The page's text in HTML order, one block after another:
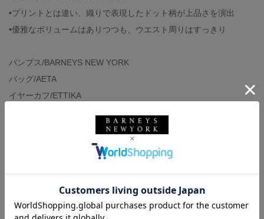
•プリントとは違い、織りで表現したドット柄が上品さを演出
•優雅なボリュームはありつつも、ウエスト周りはすっきり
パンプス/BARNEYS NEW YORK
バッグ/AETA
イヤーカフ/ETTIKA
BARNEYS NEW YORK
ウィメンズウェア シャツ スカート
バッグ ハンドバッグ ショルダーバッグ
AETA イヤーカフ